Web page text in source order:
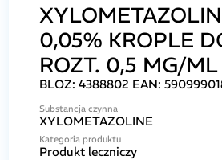
0,05% KROPLE
ROZT. 0,5 MG/ML
BLOZ: 4388802 EAN:
Substancja czynna
XYLOMETAZOLINE
Kategoria produktu
Produkt leczniczy